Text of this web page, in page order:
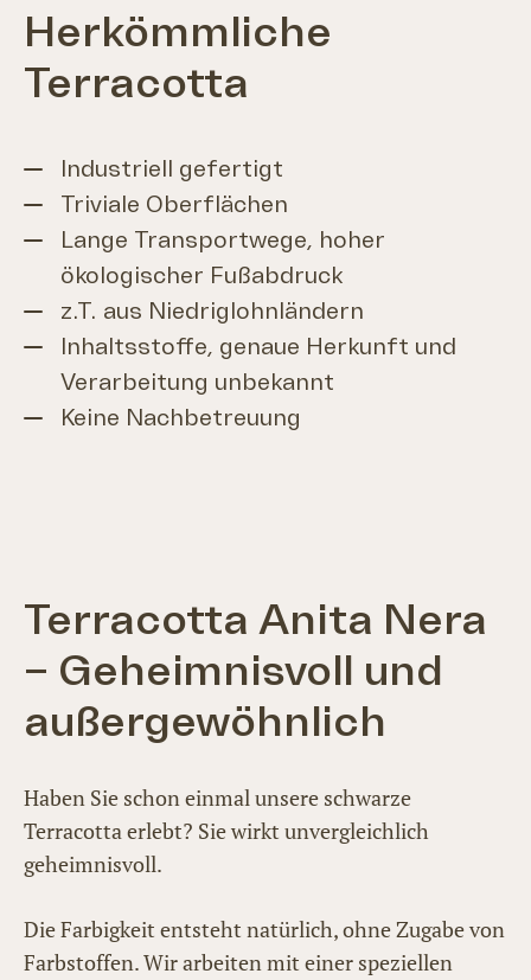
Herkömmliche
Terracotta
Industriell gefertigt
Triviale Oberflächen
Lange Transportwege, hoher
ökologischer Fußabdruck
z.T. aus Niedriglohnländern
Inhaltsstoffe, genaue Herkunft und
Verarbeitung unbekannt
Keine Nachbetreuung
Terracotta Anita Nera
– Geheimnisvoll und
außergewöhnlich
Haben Sie schon einmal unsere schwarze
Terracotta erlebt? Sie wirkt unvergleichlich
geheimnisvoll.
Die Farbigkeit entsteht natürlich, ohne Zugabe von
Farbstoffen. Wir arbeiten mit einer speziellen